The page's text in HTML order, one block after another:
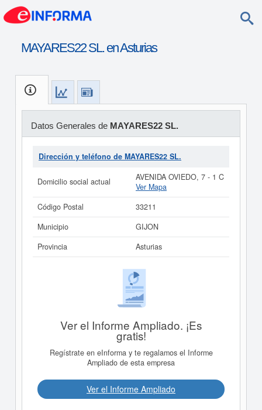
MAYARES22 SL. en Asturias
Datos Generales de MAYARES22 SL.
Dirección y teléfono de MAYARES22 SL.
Domicilio social actual
AVENIDA OVIEDO, 7 - 1 C
Ver Mapa
Código Postal
33211
Municipio
GIJON
Provincia
Asturias
Ver el Informe Ampliado. ¡Es
gratis!
Regístrate en eInforma y te regalamos el Informe
Ampliado de esta empresa
Ver el Informe Ampliado